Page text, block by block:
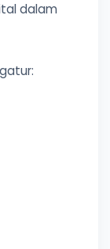
dalam